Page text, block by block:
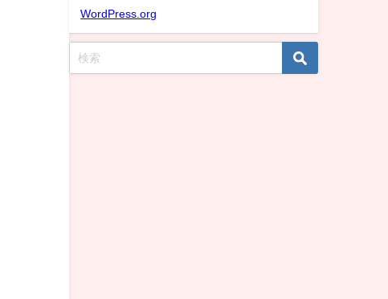
WordPress.org